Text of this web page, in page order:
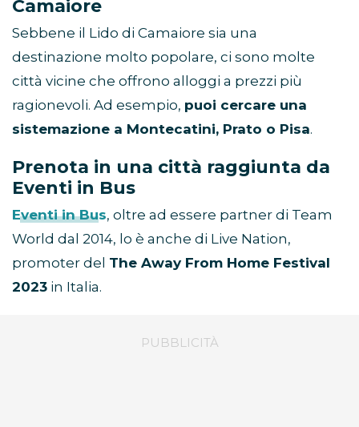
Camaiore
Sebbene il Lido di Camaiore sia una
destinazione molto popolare, ci sono molte
città vicine che offrono alloggi a prezzi più
ragionevoli. Ad esempio, puoi cercare una
sistemazione a Montecatini, Prato o Pisa.
Prenota in una città raggiunta da
Eventi in Bus
Eventi in Bus, oltre ad essere partner di Team
World dal 2014, lo è anche di Live Nation,
promoter del The Away From Home Festival
2023 in Italia.